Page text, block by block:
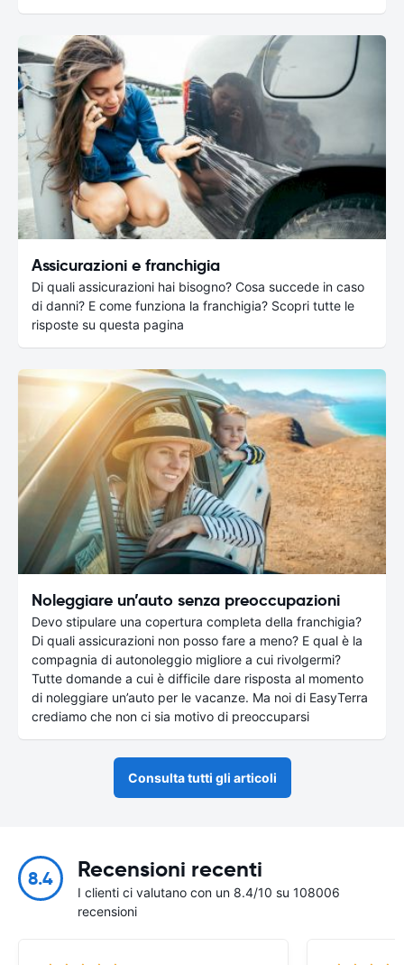
Assicurazioni e franchigia
Di quali assicurazioni hai bisogno? Cosa succede in caso
di danni? E come funziona la franchigia? Scopri tutte le
risposte su questa pagina
Noleggiare un’auto senza preoccupazioni
Devo stipulare una copertura completa della franchigia?
Di quali assicurazioni non posso fare a meno? E qual è la
compagnia di autonoleggio migliore a cui rivolgermi?
Tutte domande a cui è difficile dare risposta al momento
di noleggiare un’auto per le vacanze. Ma noi di EasyTerra
crediamo che non ci sia motivo di preoccuparsi
Consulta tutti gli articoli
8.4 Recensioni recenti
I clienti ci valutano con un 8.4/10 su 108006
recensioni